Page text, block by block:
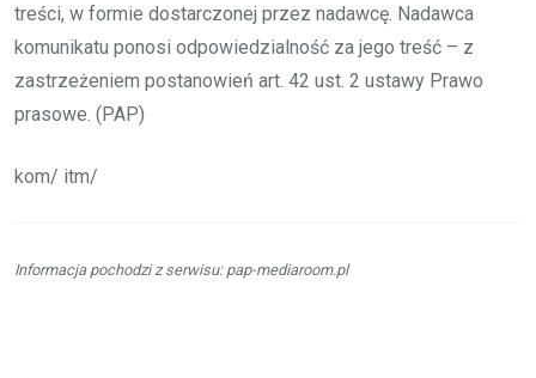
treści, w formie dostarczonej przez nadawcę. Nadawca
komunikatu ponosi odpowiedzialność za jego treść – z
zastrzeżeniem postanowień art. 42 ust. 2 ustawy Prawo
prasowe. (PAP)
kom/ itm/
Informacja pochodzi z serwisu: pap-mediaroom.pl